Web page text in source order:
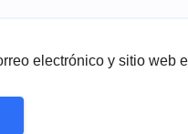
electrónico y sitio web